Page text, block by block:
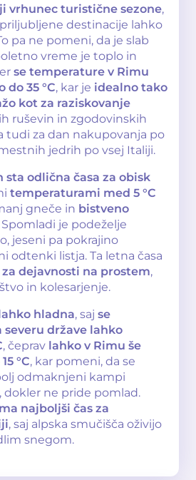
vrhunec turistične sezone,
destinacije lahko
pa ne pomeni, da je slab
vreme je toplo in
se temperature v Rimu
do 35 °C, kar je idealno tako
kot za raziskovanje
ruševin in zgodovinskih
tudi za dan nakupovanja po
jedrih po vsej Italiji.
sta odlična časa za obisk
temperaturami med 5 °C
gneče in bistveno
Spomladi je podeželje
jeseni pa pokrajino
odtenki listja. Ta letna časa
dejavnosti na prostem,
in kolesarjenje.
hladna, saj se
države lahko
, čeprav lahko v Rimu še
°C, kar pomeni, da se
odmaknjeni kampi
dokler ne pride pomlad.
najboljši čas za
, saj alpska smučišča oživijo
snegom.